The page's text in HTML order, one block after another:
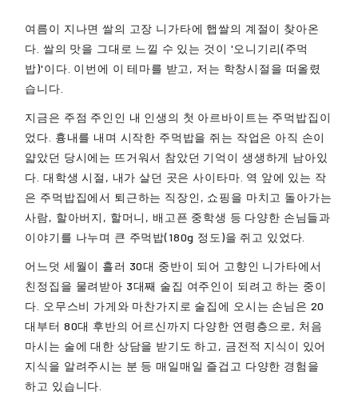
여름이 지나면 쌀의 고장 니가타에 햅쌀의 계절이 찾아온
다. 쌀의 맛을 그대로 느낄 수 있는 것이 '오니기리(주먹
밥)'이다. 이번에 이 테마를 받고, 저는 학창시절을 떠올렸
습니다.
지금은 주점 주인인 내 인생의 첫 아르바이트는 주먹밥집이
었다. 흉내를 내며 시작한 주먹밥을 쥐는 작업은 아직 손이
얇았던 당시에는 뜨거워서 참았던 기억이 생생하게 남아있
다. 대학생 시절, 내가 살던 곳은 사이타마. 역 앞에 있는 작
은 주먹밥집에서 퇴근하는 직장인, 쇼핑을 마치고 돌아가는
사람, 할아버지, 할머니, 배고픈 중학생 등 다양한 손님들과
이야기를 나누며 큰 주먹밥(180g 정도)을 쥐고 있었다.
어느덧 세월이 흘러 30대 중반이 되어 고향인 니가타에서
친정집을 물려받아 3대째 술집 여주인이 되려고 하는 중이
다. 오무스비 가게와 마찬가지로 술집에 오시는 손님은 20
대부터 80대 후반의 어르신까지 다양한 연령층으로, 처음
마시는 술에 대한 상담을 받기도 하고, 금전적 지식이 있어
지식을 알려주시는 분 등 매일매일 즐겁고 다양한 경험을
하고 있습니다.